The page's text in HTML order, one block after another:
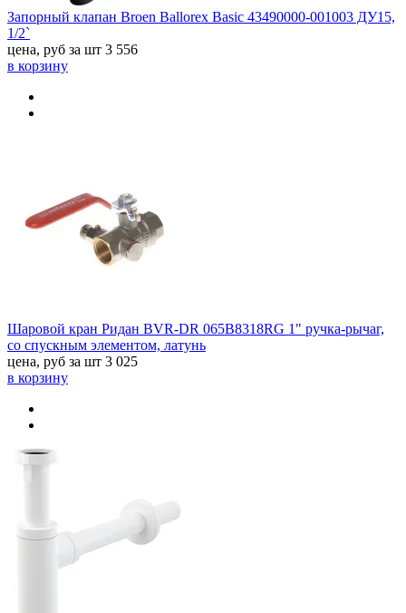
Запорный клапан Broen Ballorex Basic 43490000-001003 ДУ15,
1/2`
цена, руб за шт 3 556
в корзину
Шаровой кран Ридан BVR-DR 065B8318RG 1" ручка-рычаг,
со спускным элементом, латунь
цена, руб за шт 3 025
в корзину